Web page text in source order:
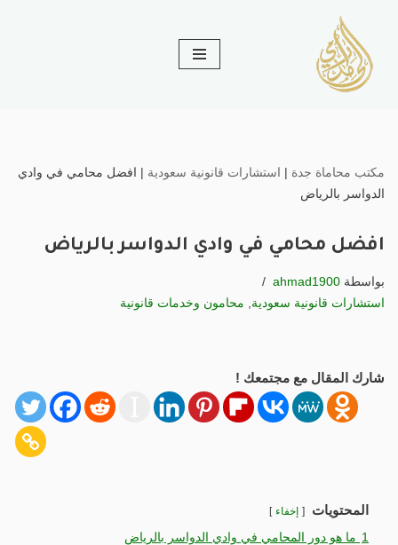
تخطى
إلى
المحتوى
مكتب محاماة جدة | استشارات قانونية سعودية | افضل محامي في وادي
الدواسر بالرياض
افضل محامي في وادي الدواسر بالرياض
بواسطة ahmad1900
استشارات قانونية سعودية, محامون وخدمات قانونية
شارك المقال مع مجتمعك !
المحتويات إخفاء
1 ما هو دور المحامي في وادي الدواسر بالرياض